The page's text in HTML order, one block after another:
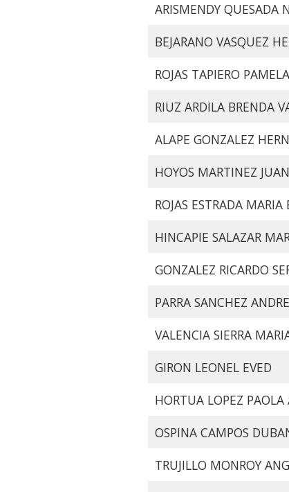
ARISMENDY QUESADA
BEJARANO VASQUEZ
ROJAS TAPIERO
RIUZ ARDILA BRENDA
ALAPE GONZALEZ
HOYOS MARTINEZ
ROJAS ESTRADA MARIA
HINCAPIE SALAZAR
GONZALEZ RICARDO
PARRA SANCHEZ
VALENCIA SIERRA
GIRON LEONEL EVED
HORTUA LOPEZ PAOLA
OSPINA CAMPOS
TRUJILLO MONROY